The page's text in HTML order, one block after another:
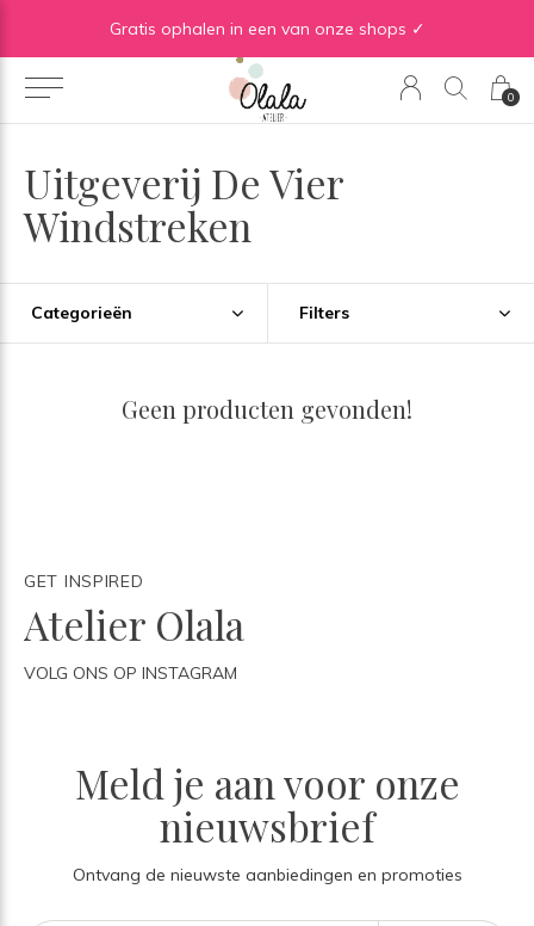
0
Gratis ophalen in een van onze shops ✓
Uitgeverij De Vier
Windstreken
Categorieën Filters
Geen producten gevonden!
GET INSPIRED
Atelier Olala
VOLG ONS OP INSTAGRAM
Meld je aan voor onze
nieuwsbrief
Ontvang de nieuwste aanbiedingen en promoties